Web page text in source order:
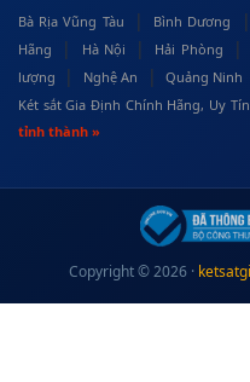
Bà Rịa Vũng Tàu | Bình Dương |
Hãng
| Hà Nội | Hải Phòng |
lượng
| Nghệ An | Quảng Ninh
Két sắt Gia Định Chính Hãng, Uy Tín
tỉnh thành »
Copyright © 2026 ·